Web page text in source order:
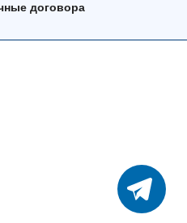
договора